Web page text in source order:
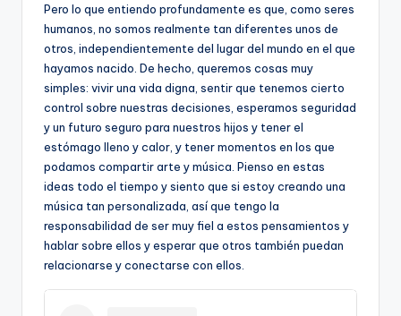
Pero lo que entiendo profundamente es que, como seres
humanos, no somos realmente tan diferentes unos de
otros, independientemente del lugar del mundo en el que
hayamos nacido. De hecho, queremos cosas muy
simples: vivir una vida digna, sentir que tenemos cierto
control sobre nuestras decisiones, esperamos seguridad
y un futuro seguro para nuestros hijos y tener el
estómago lleno y calor, y tener momentos en los que
podamos compartir arte y música. Pienso en estas
ideas todo el tiempo y siento que si estoy creando una
música tan personalizada, así que tengo la
responsabilidad de ser muy fiel a estos pensamientos y
hablar sobre ellos y esperar que otros también puedan
relacionarse y conectarse con ellos.